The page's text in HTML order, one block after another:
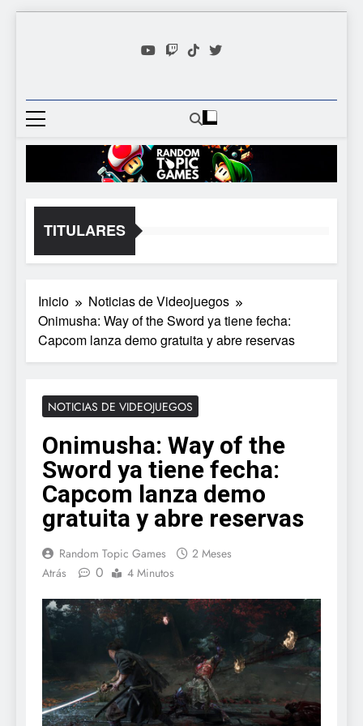
Random
Games
Videojuego Favorito
TITULARES
Inicio
Noticias de Videojuegos
Onimusha: Way of the Sword ya tiene fecha:
Capcom lanza demo gratuita y abre reservas
NOTICIAS DE VIDEOJUEGOS
Onimusha: Way of the
Sword ya tiene fecha:
Capcom lanza demo
gratuita y abre reservas
Random Topic Games
2 Meses
Atrás
0 4 Minutos